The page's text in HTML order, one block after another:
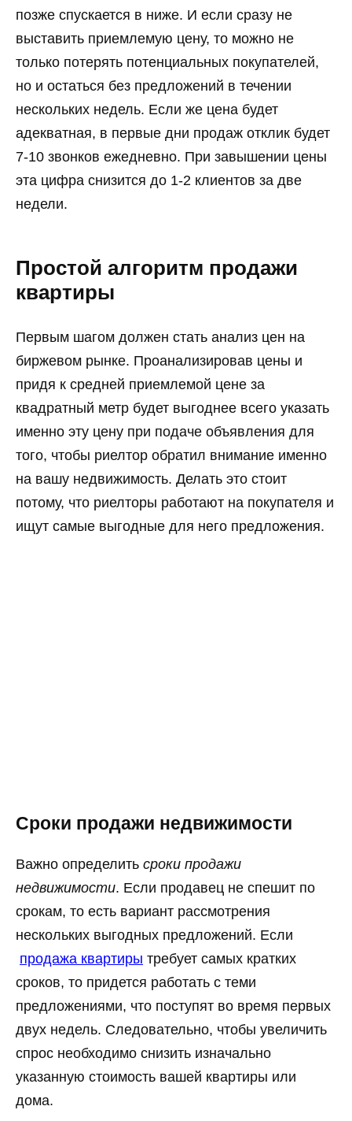
позже спускается в ниже. И если сразу не
выставить приемлемую цену, то можно не
только потерять потенциальных покупателей,
но и остаться без предложений в течении
нескольких недель. Если же цена будет
адекватная, в первые дни продаж отклик будет
7-10 звонков ежедневно. При завышении цены
эта цифра снизится до 1-2 клиентов за две
недели.
Простой алгоритм продажи
квартиры
Первым шагом должен стать анализ цен на
биржевом рынке. Проанализировав цены и
придя к средней приемлемой цене за
квадратный метр будет выгоднее всего указать
именно эту цену при подаче объявления для
того, чтобы риелтор обратил внимание именно
на вашу недвижимость. Делать это стоит
потому, что риелторы работают на покупателя и
ищут самые выгодные для него предложения.
Сроки продажи недвижимости
Важно определить сроки продажи
недвижимости. Если продавец не спешит по
срокам, то есть вариант рассмотрения
нескольких выгодных предложений. Если
продажа квартиры требует самых кратких
сроков, то придется работать с теми
предложениями, что поступят во время первых
двух недель. Следовательно, чтобы увеличить
спрос необходимо снизить изначально
указанную стоимость вашей квартиры или
дома.